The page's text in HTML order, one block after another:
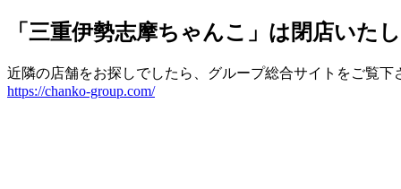
「三重伊勢志摩ちゃんこ」は閉店いたし
近隣の店舗をお探しでしたら、グループ総合サイトをご覧下
https://chanko-group.com/